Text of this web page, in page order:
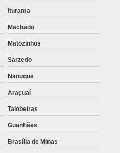
Iturama
Machado
Matozinhos
Sarzedo
Nanuque
Araçuaí
Taiobeiras
Guanhães
Brasília de Minas